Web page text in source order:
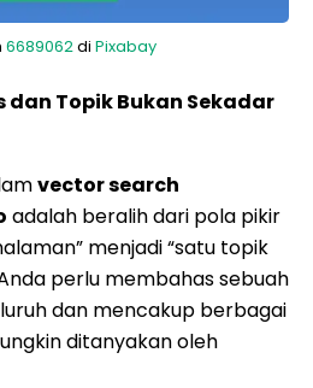
6689062di Pixabay
dan Topik Bukan Sekadar
vector search
adalah beralih dari pola pikir
menjadi “satu topik
perlu membahas sebuah
dan mencakup berbagai
ditanyakan oleh